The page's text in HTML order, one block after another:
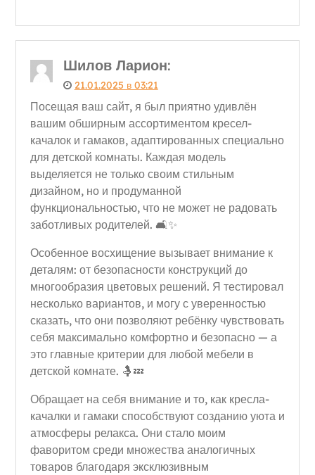
Шилов Ларион:
21.01.2025 в 03:21
Посещая ваш сайт, я был приятно удивлён
вашим обширным ассортиментом кресел-
качалок и гамаков, адаптированных специально
для детской комнаты. Каждая модель
выделяется не только своим стильным
дизайном, но и продуманной
функциональностью, что не может не радовать
заботливых родителей. 🛋️✨
Особенное восхищение вызывает внимание к
деталям: от безопасности конструкций до
многообразия цветовых решений. Я тестировал
несколько вариантов, и могу с уверенностью
сказать, что они позволяют ребёнку чувствовать
себя максимально комфортно и безопасно — а
это главные критерии для любой мебели в
детской комнате. 🤱💤
Обращает на себя внимание и то, как кресла-
качалки и гамаки способствуют созданию уюта и
атмосферы релакса. Они стало моим
фаворитом среди множества аналогичных
товаров благодаря эксклюзивным